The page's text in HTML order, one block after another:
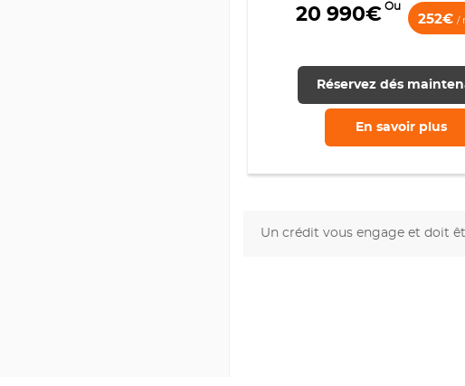
20 990€ Ou
252€ /
Réservez dés
En savoir plus
Un crédit vous engage et doit